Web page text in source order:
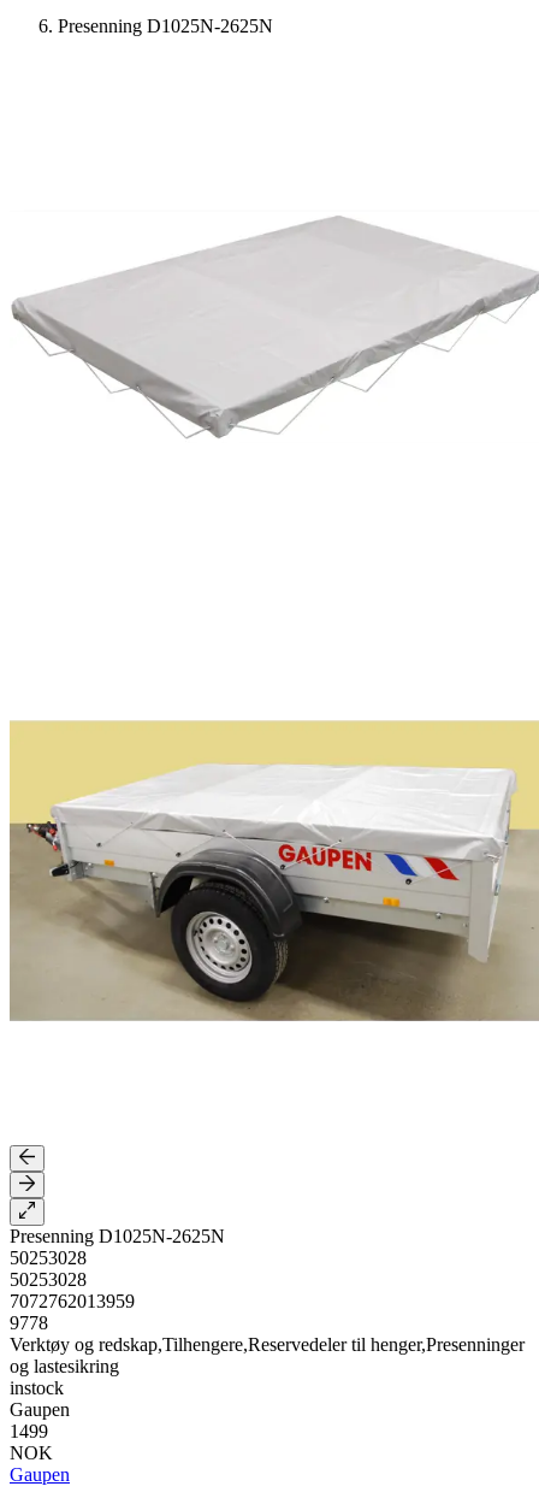
Presenning D1025N-2625N
Presenning D1025N-2625N
50253028
50253028
7072762013959
9778
Verktøy og redskap,Tilhengere,Reservedeler til henger,Presenninger
og lastesikring
instock
Gaupen
1499
NOK
Gaupen